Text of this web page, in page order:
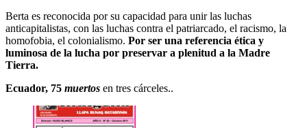
Berta es reconocida por su capacidad para unir las luchas
anticapitalistas, con las luchas contra el patriarcado, el racismo, la
homofobia, el colonialismo. Por ser una referencia ética y
luminosa de la lucha por preservar a plenitud a la Madre
Tierra.
Ecuador, 75 muertos en tres cárceles..